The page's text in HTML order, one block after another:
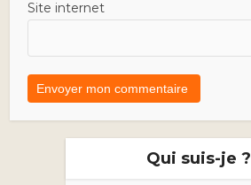
Site internet
Qui suis-je ?